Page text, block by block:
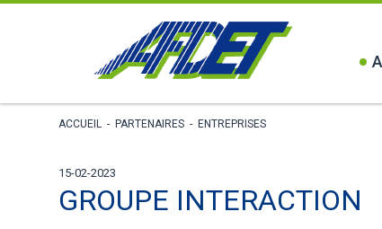
ACCUEIL- PARTENAIRES- ENTREPRISES
15-02-2023
GROUPE INTERACTION